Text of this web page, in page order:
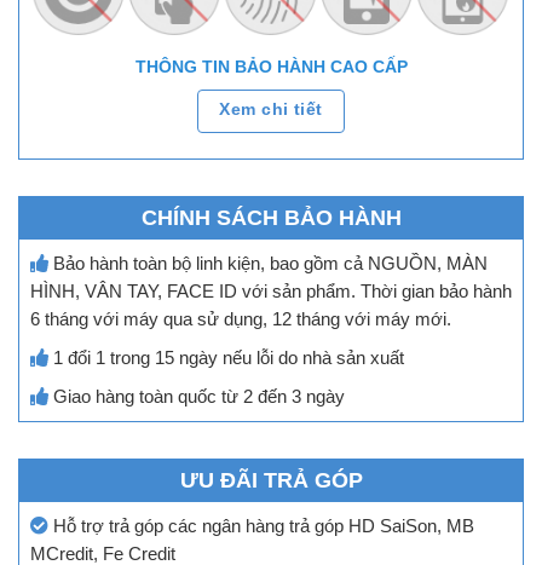
THÔNG TIN BẢO HÀNH CAO CẤP
Xem chi tiết
CHÍNH SÁCH BẢO HÀNH
Bảo hành toàn bộ linh kiện, bao gồm cả NGUỒN, MÀN
HÌNH, VÂN TAY, FACE ID với sản phẩm. Thời gian bảo hành
6 tháng với máy qua sử dụng, 12 tháng với máy mới.
1 đổi 1 trong 15 ngày nếu lỗi do nhà sản xuất
Giao hàng toàn quốc từ 2 đến 3 ngày
ƯU ĐÃI TRẢ GÓP
Hỗ trợ trả góp các ngân hàng trả góp HD SaiSon, MB
MCredit, Fe Credit